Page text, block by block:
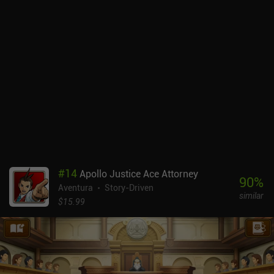
DLC en el primer juego- bien merece la pena el precio. Es una
historia lineal, pero divertida de principio a fin. Y su estilo de juego
de novela visual lo convierte también en un gran primer juego para
los "no jugones".
#14Apollo Justice Ace Attorney
Aventura
Story-Driven
$15.99
90%
similar